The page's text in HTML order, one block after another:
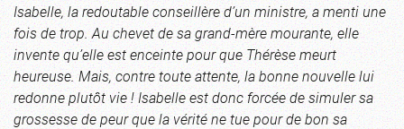
Isabelle, la redoutable conseillère d’un ministre, a menti une
fois de trop. Au chevet de sa grand-mère mourante, elle
invente qu’elle est enceinte pour que Thérèse meurt
heureuse. Mais, contre toute attente, la bonne nouvelle lui
redonne plutôt vie ! Isabelle est donc forcée de simuler sa
grossesse de peur que la vérité ne tue pour de bon sa